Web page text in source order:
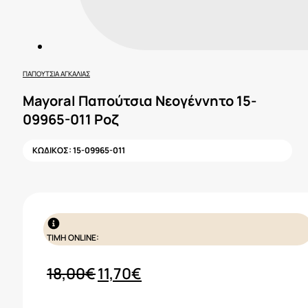
ΠΑΠΟΎΤΣΙΑ ΑΓΚΑΛΙΆΣ
Mayoral Παπούτσια Νεογέννητο 15-
09965-011 Ροζ
ΚΩΔΙΚΟΣ:15-09965-011
ΤΙΜΗ ONLINE:
18,00€Original
11,70€